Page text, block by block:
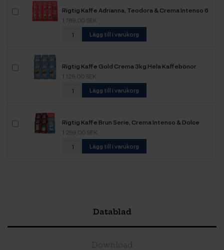
Rigtig Kaffe Adrianna, Teodora & Crema Intenso 6
kg
1 789,00 SEK
Lägg till i varukorg
Rigtig Kaffe Gold Crema 3kg Hela Kaffebönor
1 129,00 SEK
Lägg till i varukorg
Rigtig Kaffe Brun Serie, Crema Intenso & Dolce
Crema Mixpaket 3,6 kg Hela kaffebönor
1 299,00 SEK
Lägg till i varukorg
Datablad
Download